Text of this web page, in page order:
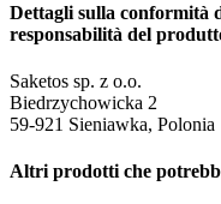
Dettagli sulla conformità
responsabilità del
Saketos sp. z o.o.
Biedrzychowicka 2
59-921 Sieniawka, Polonia
Altri prodotti che